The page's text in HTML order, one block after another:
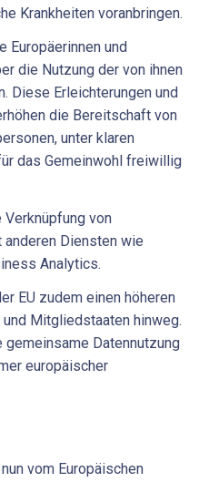
Krankheiten voranbringen.
Europäerinnen und
die Nutzung der von ihnen
Diese Erleichterungen und
die Bereitschaft von
unter klaren
das Gemeinwohl freiwillig
von
Diensten wie
Analytics.
EU zudem einen höheren
Mitgliedstaaten hinweg.
Datennutzung
europäischer
vom Europäischen